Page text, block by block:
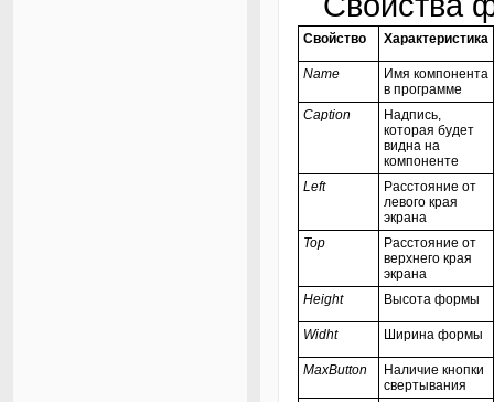
Свойство Характеристика
Name
Имя компонента
в программе
Caption
Надпись,
которая будет
видна на
компоненте
Left
Расстояние от
левого края
экрана
Top
Расстояние от
верхнего края
экрана
Height
Высота формы
Widht Ширина формы
MaxButton
Наличие кнопки
свертывания